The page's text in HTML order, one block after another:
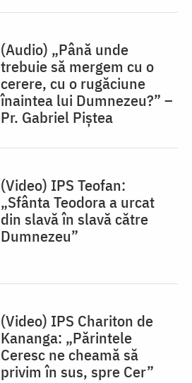
(Audio) „Până unde
trebuie să mergem cu o
cerere, cu o rugăciune
înaintea lui Dumnezeu?” –
Pr. Gabriel Piștea
(Video) IPS Teofan:
„Sfânta Teodora a urcat
din slavă în slavă către
Dumnezeu”
(Video) IPS Chariton de
Kananga: „Părintele
Ceresc ne cheamă să
privim în sus, spre Cer”